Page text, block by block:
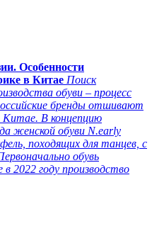
Особенности
в Китае Поиск
обуви – процесс
бренды отшивают
Китае. В концепцию
женской обуви N.early
походящих для танцев, с
обувь
2022 году производство